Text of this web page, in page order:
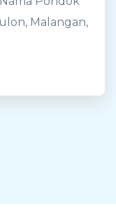
Malangan,
1985
Pimpinan